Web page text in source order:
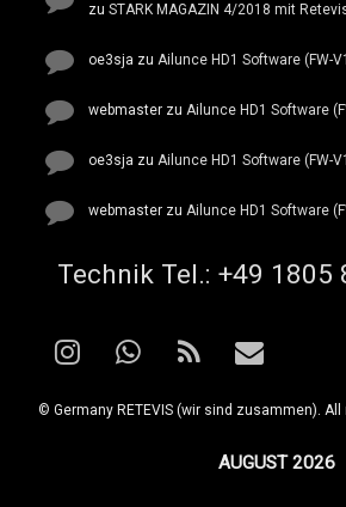
zu STARK MAGAZIN 4/2018 mit
oe3sja zu Ailunce HD1 Software (FW-
webmasterzu Ailunce HD1 Software
oe3sja zu Ailunce HD1 Software (FW-
webmasterzu Ailunce HD1 Software
Tel:
Technik Tel.: +49 1805
Instagram
WhatsApp
RSS E-mail
© Germany RETEVIS (wir sind zusammen).
AUGUST 2026